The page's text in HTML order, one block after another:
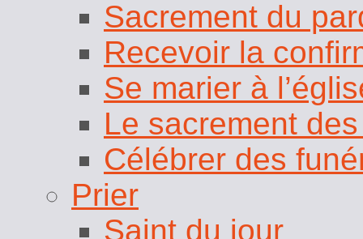
Recevoir la
Se marier à
Le sacrement
Célébrer des
Prier
Saint du jour